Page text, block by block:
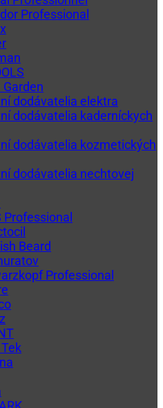
Professional
Garden
dodávatelia elektra
dodávatelia kaderníckych
dodávatelia kozmetických
dodávatelia nechtovej
Professional
Beard
Professional